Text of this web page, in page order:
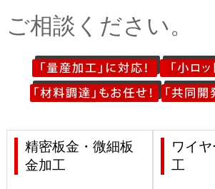
ご相談ください。
精密板金・微細板
金加工
ワイ
工